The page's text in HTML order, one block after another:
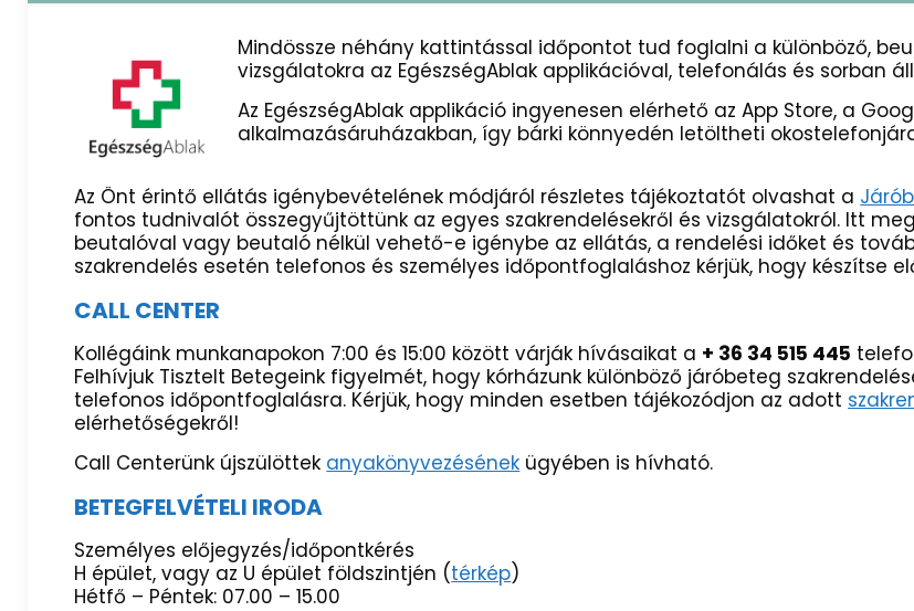
Mindössze néhány kattintással időpontot tud foglalni a különböző,
vizsgálatokra az EgészségAblak applikációval, telefonálás és sorban
Az EgészségAblak applikáció ingyenesen elérhető az App Store, a
alkalmazásáruházakban, így bárki könnyedén letöltheti
Az Önt érintő ellátás igénybevételének módjáról részletes tájékoztatót olvashat a
fontos tudnivalót összegyűjtöttünk az egyes szakrendelésekről és vizsgálatokról. Itt
beutalóval vagy beutaló nélkül vehető-e igénybe az ellátás, a rendelési időket és
szakrendelés esetén telefonos és személyes időpontfoglaláshoz kérjük, hogy készítse
CALL CENTER
Kollégáink munkanapokon 7:00 és 15:00 között várják hívásaikat a + 36 34 515 445
Felhívjuk Tisztelt Betegeink figyelmét, hogy kórházunk különböző járóbeteg
telefonos időpontfoglalásra. Kérjük, hogy minden esetben tájékozódjon az adott
elérhetőségekről!
Call Centerünk újszülöttek anyakönyvezésének ügyében is hívható.
BETEGFELVÉTELI IRODA
Személyes előjegyzés/időpontkérés
H épület, vagy az U épület földszintjén (térkép)
Hétfő – Péntek: 07.00 – 15.00